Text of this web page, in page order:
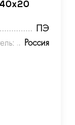
ПЭ
Россия